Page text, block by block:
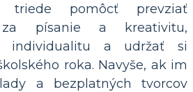
triede pomôcť prevziať
za písanie a kreativitu,
individualitu a udržať si
roka. Navyše, ak im
a bezplatných tvorcov